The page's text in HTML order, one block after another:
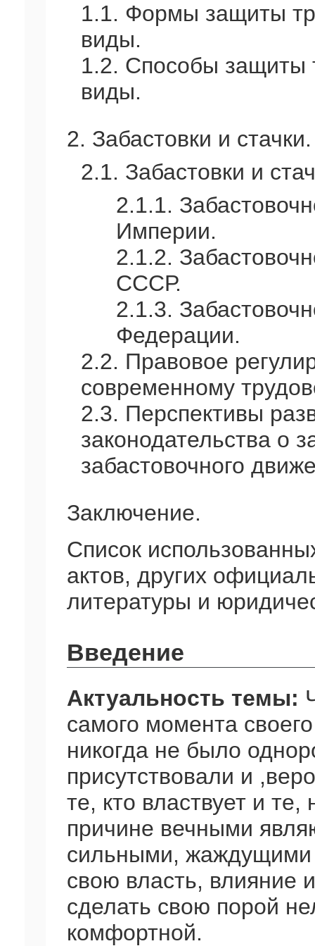
1.1. Формы защиты
виды.
1.2. Способы защиты
виды.
2. Забастовки и
2.1. Забастовки и
2.1.1.
Империи.
2.1.2.
СССР.
2.1.3.
Федерации.
2.2. Правовое
современному
2.3. Перспективы
законодательства о
забастовочного
Заключение.
Список
актов, других
литературы и
Введение
Актуальность темы:
самого момента
никогда не было
присутствовали и
те, кто властвует и
причине вечными
сильными, жаждущими
свою власть,
сделать свою порой
комфортной.